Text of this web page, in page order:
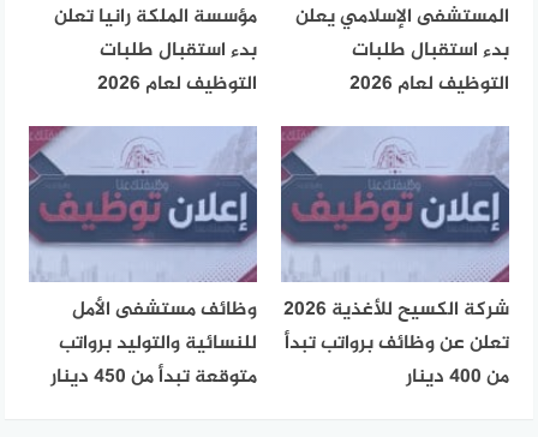
المستشفى الإسلامي يعلن
بدء استقبال طلبات
التوظيف لعام 2026
مؤسسة الملكة رانيا تعلن
بدء استقبال طلبات
التوظيف لعام 2026
شركة الكسيح للأغذية 2026
تعلن عن وظائف برواتب تبدأ
من 400 دينار
وظائف مستشفى الأمل
للنسائية والتوليد برواتب
متوقعة تبدأ من 450 دينار